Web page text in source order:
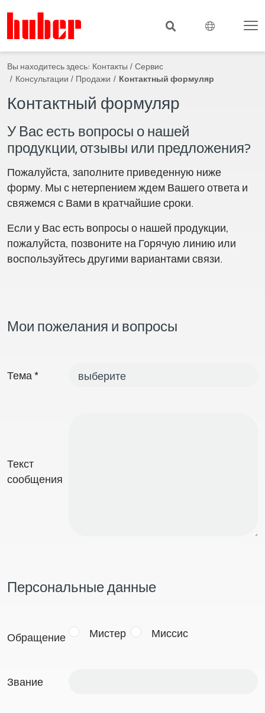
Вы находитесь здесь: Контакты / Сервис
Консультации / Продажи
Контактный формуляр
Контактный формуляр
У Вас есть вопросы о нашей
продукции, отзывы или предложения?
Пожалуйста, заполните приведенную ниже
форму. Мы с нетерпением ждем Вашего ответа и
свяжемся с Вами в кратчайшие сроки.
Если у Вас есть вопросы о нашей продукции,
пожалуйста, позвоните на Горячую линию или
воспользуйтесь другими вариантами связи.
Мои пожелания и вопросы
Тема *
Текст
сообщения
Персональные данные
Обращение Мистер Миссис
Звание